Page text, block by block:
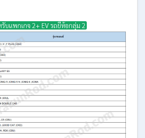
บแพกเกจ 2+ EV รถยี่ห้อกลุ่ม 2